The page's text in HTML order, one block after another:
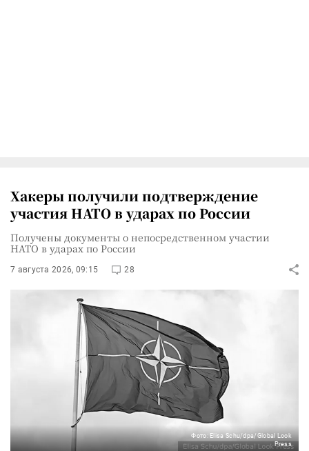
Хакеры получили подтверждение
участия НАТО в ударах по России
Получены документы о непосредственном участии
НАТО в ударах по России
7 августа 2026, 09:15 28
Фото: Elisa Schu/dpa/Global Look
Press